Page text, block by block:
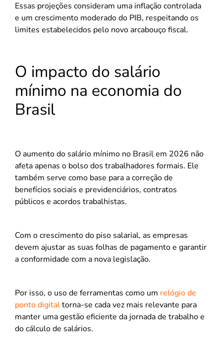
Essas projeções consideram uma inflação controlada
e um crescimento moderado do PIB, respeitando os
limites estabelecidos pelo novo arcabouço fiscal.
O impacto do salário
mínimo na economia do
Brasil
O aumento do salário mínimo no Brasil em 2026 não
afeta apenas o bolso dos trabalhadores formais. Ele
também serve como base para a correção de
benefícios sociais e previdenciários, contratos
públicos e acordos trabalhistas.
Com o crescimento do piso salarial, as empresas
devem ajustar as suas folhas de pagamento e garantir
a conformidade com a nova legislação.
Por isso, o uso de ferramentas como um relógio de
ponto digitaltorna-se cada vez mais relevante para
manter uma gestão eficiente da jornada de trabalho e
do cálculo de salários.